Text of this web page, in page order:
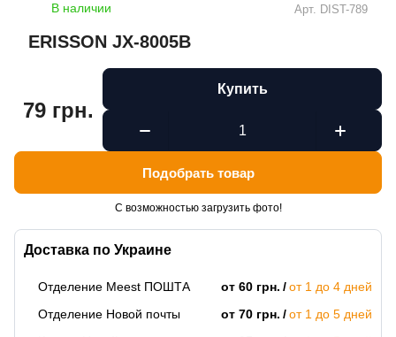
В наличии Арт. DIST-789
ERISSON JX-8005B
Доставка по Украине
Отделение Meest ПОШТА от 60 грн.
от 1 до 4 дней
Отделение Новой почты
от 70 грн.
от 1 до 5 дней
79 грн.
Купить
Подобрать товар
С возможностью загрузить фото!